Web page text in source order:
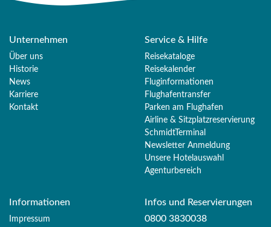
Unternehmen
Über uns
Historie
News
Karriere
Kontakt
Service & Hilfe
Reisekataloge
Reisekalender
Fluginformationen
Flughafentransfer
Parken am Flughafen
Airline & Sitzplatzreservierung
SchmidtTerminal
Newsletter Anmeldung
Unsere Hotelauswahl
Agenturbereich
Informationen
Impressum
Infos und Reservierungen
0800 3830038